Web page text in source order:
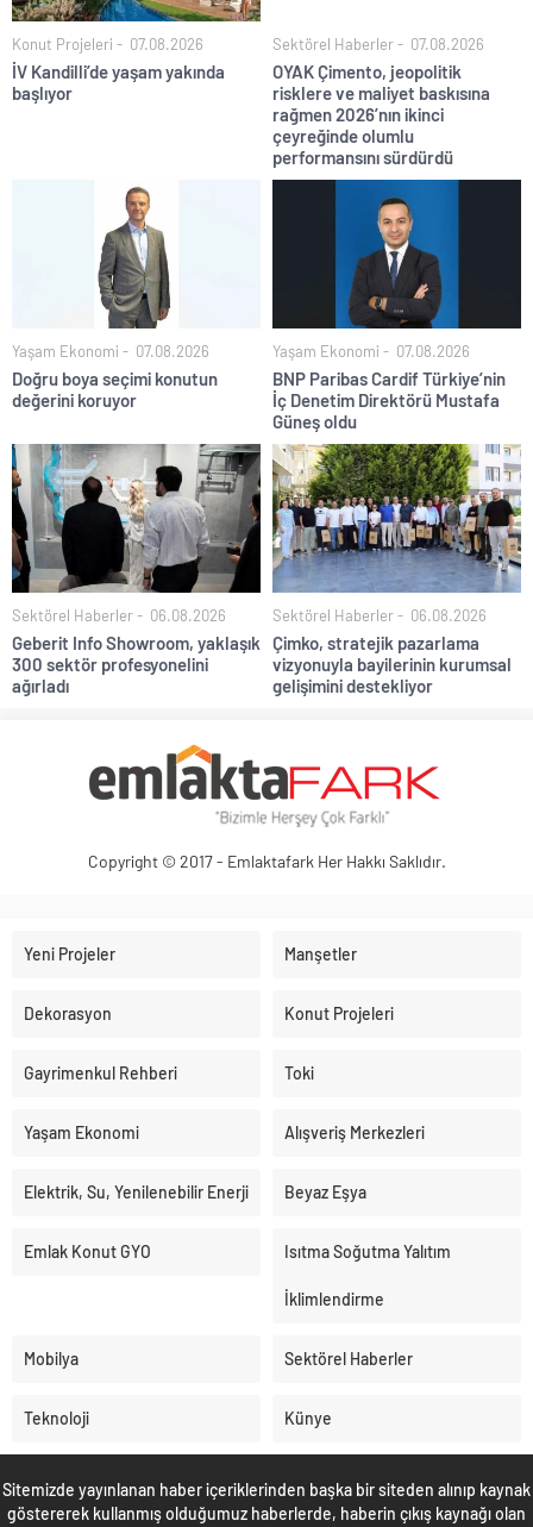
Konut Projeleri 07.08.2026
İV Kandilli’de yaşam yakında
başlıyor
Sektörel Haberler 07.08.2026
OYAK Çimento, jeopolitik
risklere ve maliyet baskısına
rağmen 2026’nın ikinci
çeyreğinde olumlu
performansını sürdürdü
Yaşam Ekonomi 07.08.2026
Doğru boya seçimi konutun
değerini koruyor
Yaşam Ekonomi 07.08.2026
BNP Paribas Cardif Türkiye’nin
İç Denetim Direktörü Mustafa
Güneş oldu
Sektörel Haberler 06.08.2026
Geberit Info Showroom, yaklaşık
300 sektör profesyonelini
ağırladı
Sektörel Haberler 06.08.2026
Çimko, stratejik pazarlama
vizyonuyla bayilerinin kurumsal
gelişimini destekliyor
Copyright © 2017 - Emlaktafark Her Hakkı Saklıdır.
Yeni Projeler Manşetler
Dekorasyon Konut Projeleri
Gayrimenkul Rehberi Toki
Yaşam Ekonomi Alışveriş Merkezleri
Elektrik, Su, Yenilenebilir Enerji Beyaz Eşya
Emlak Konut GYO Isıtma Soğutma Yalıtım
İklimlendirme
Mobilya Sektörel Haberler
Teknoloji Künye
Sitemizde yayınlanan haber içeriklerinden başka bir siteden alınıp kaynak
göstererek kullanmış olduğumuz haberlerde, haberin çıkış kaynağı olan